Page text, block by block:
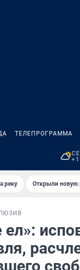
ТЕЛЕПРОГРАММА
реку Открыли новую
ел»: